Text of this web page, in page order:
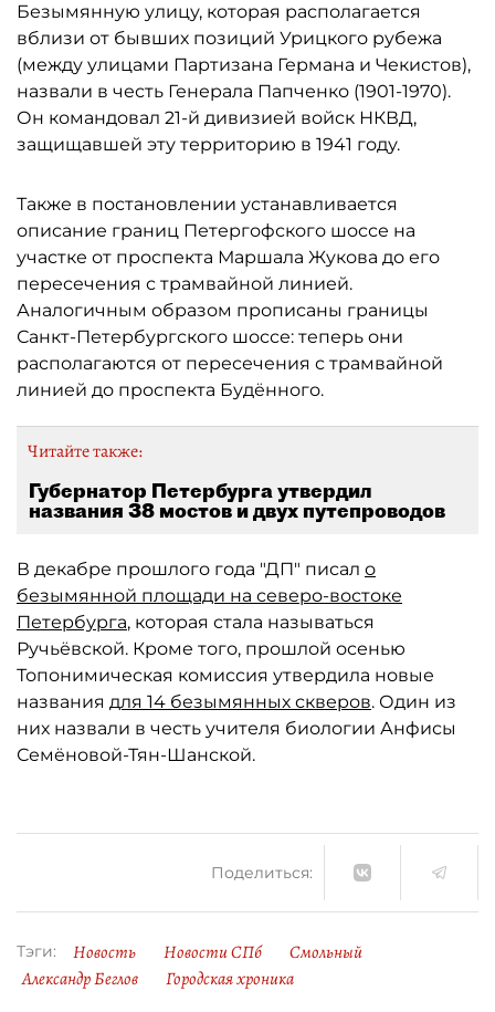
Безымянную улицу, которая располагается
вблизи от бывших позиций Урицкого рубежа
(между улицами Партизана Германа и Чекистов),
назвали в честь Генерала Папченко (1901-1970).
Он командовал 21-й дивизией войск НКВД,
защищавшей эту территорию в 1941 году.
Также в постановлении устанавливается
описание границ Петергофского шоссе на
участке от проспекта Маршала Жукова до его
пересечения с трамвайной линией.
Аналогичным образом прописаны границы
Санкт-Петербургского шоссе: теперь они
располагаются от пересечения с трамвайной
линией до проспекта Будённого.
Читайте также:
Губернатор Петербурга утвердил
названия 38 мостов и двух путепроводов
В декабре прошлого года "ДП" писал о
безымянной площади на северо-востоке
Петербурга, которая стала называться
Ручьёвской. Кроме того, прошлой осенью
Топонимическая комиссия утвердила новые
названия для 14 безымянных скверов. Один из
них назвали в честь учителя биологии Анфисы
Семёновой-Тян-Шанской.
Поделиться:
Тэги: Новость Новости СПб
Смольный
Александр Беглов
Городская хроника